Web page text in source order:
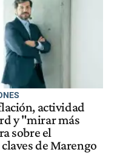
actividad
y "mirar más
sobre el
de Marengo